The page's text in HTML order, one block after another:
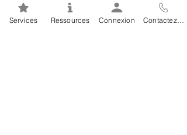
Les troubles anxieux
Services Ressources Connexion Contactez-nous